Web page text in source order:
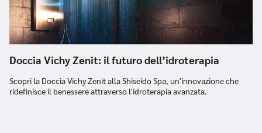
Doccia Vichy Zenit: il futuro dell’idroterapia
Scopri la Doccia Vichy Zenit alla Shiseido Spa, un'innovazione che
ridefinisce il benessere attraverso l'idroterapia avanzata.